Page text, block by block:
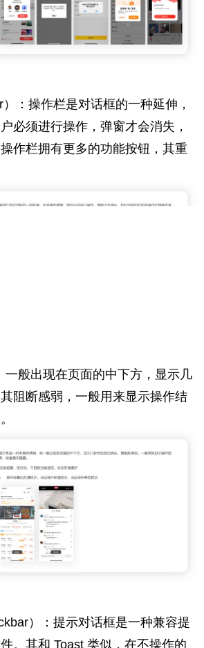
：操作栏是对话框的一种延伸，
必须进行操作，弹窗才会消失，
作栏拥有更多的功能按钮，其重
一般出现在页面的中下方，显示几
阻断感弱，一般用来显示操作结
）：提示对话框是一种兼容提
。其和 Toast 类似，在不操作的